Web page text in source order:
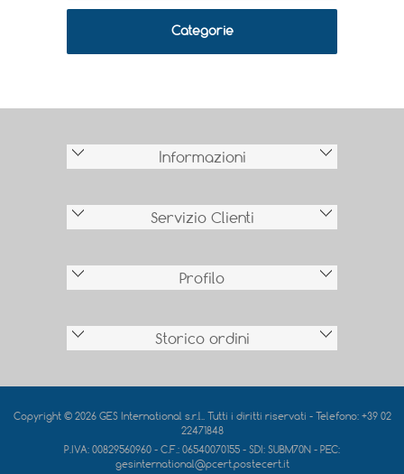
Categorie
Informazioni
Servizio Clienti
Profilo
Storico ordini
Copyright © 2026 GES International s.r.l.. Tutti i diritti riservati - Telefono: +39 02
22471848
P.IVA: 00829560960 - C.F.: 06540070155 - SDI: SUBM70N - PEC:
gesinternational@pcert.postecert.it